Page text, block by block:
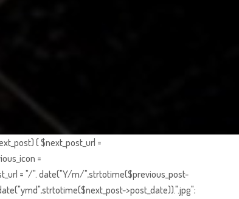
{ $next_post_url =
=
= "/". date("Y/m/",strtotime($previous_post-
>post_date)).".jpg";